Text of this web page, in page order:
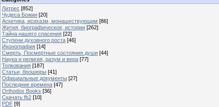
Литрес [852]
Чудеса Божии [20]
Аскетика, исихазм, монашествующим [86]
Жития, биографическое, истории [262]
Тайна нашего спасения [22]
Ступени духовного роста [46]
Иконография [14]
Смерть, Посмертные состояния души [44]
Наука и религия, разум и вера [77]
Толкования [187]
Статьи, брошюры [41]
Официальные документы [27]
Последние времена [47]
Orthodox Books [36]
Скачать fb2 [10]
PDF [9]